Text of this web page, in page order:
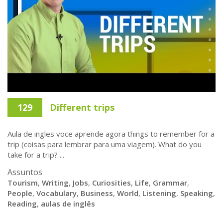
129 Different trips
Aula de ingles voce aprende agora things to remember for a
trip (coisas para lembrar para uma viagem). What do you
take for a trip? ...
Assuntos
Tourism, Writing, Jobs, Curiosities, Life, Grammar,
People, Vocabulary, Business, World, Listening, Speaking,
Reading, aulas de inglês